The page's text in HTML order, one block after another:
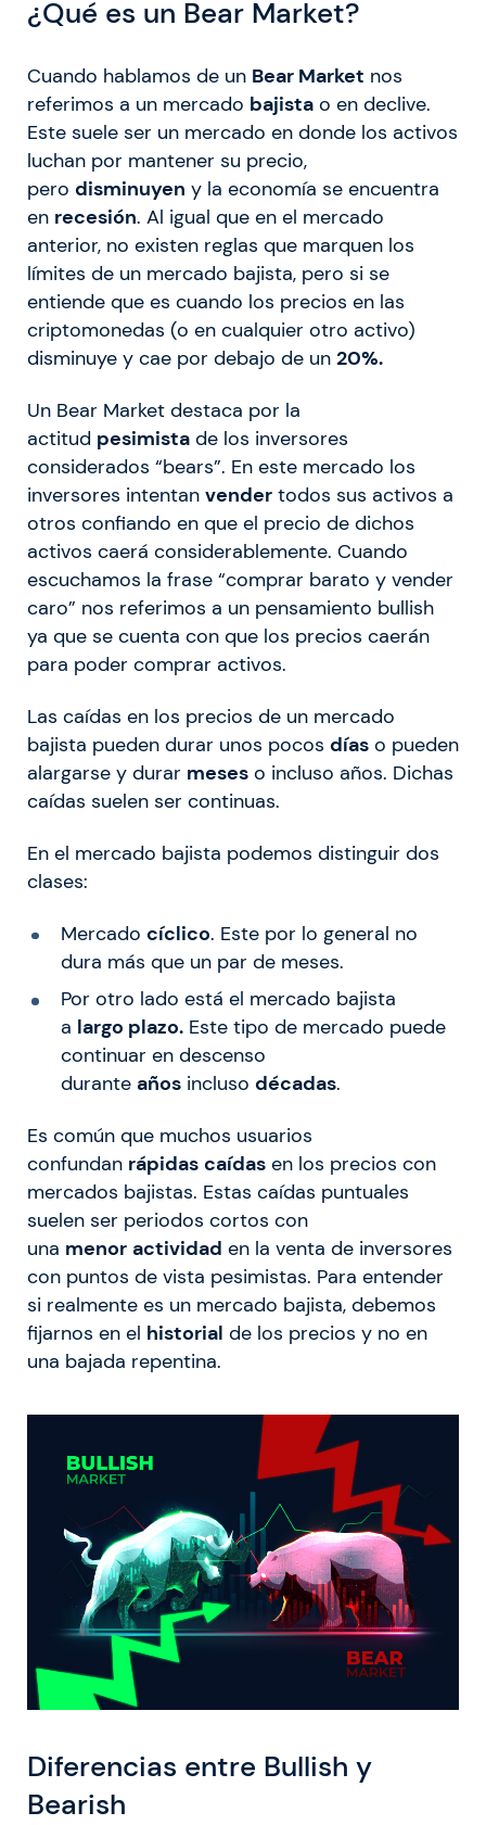
¿Qué es un Bear Market?
Cuando hablamos de un Bear Market nos
referimos a un mercado bajista o en declive.
Este suele ser un mercado en donde los activos
luchan por mantener su precio,
pero disminuyen y la economía se encuentra
en recesión. Al igual que en el mercado
anterior, no existen reglas que marquen los
límites de un mercado bajista, pero si se
entiende que es cuando los precios en las
criptomonedas (o en cualquier otro activo)
disminuye y cae por debajo de un 20%.
Un Bear Market destaca por la
actitud pesimista de los inversores
considerados “bears”. En este mercado los
inversores intentan vender todos sus activos a
otros confiando en que el precio de dichos
activos caerá considerablemente. Cuando
escuchamos la frase “comprar barato y vender
caro” nos referimos a un pensamiento bullish
ya que se cuenta con que los precios caerán
para poder comprar activos.
Las caídas en los precios de un mercado
bajista pueden durar unos pocos días o pueden
alargarse y durar meses o incluso años. Dichas
caídas suelen ser continuas.
En el mercado bajista podemos distinguir dos
clases:
Mercado cíclico. Este por lo general no
dura más que un par de meses.
Por otro lado está el mercado bajista
a largo plazo.Este tipo de mercado puede
continuar en descenso
durante añosincluso décadas.
Es común que muchos usuarios
confundan rápidas caídas en los precios con
mercados bajistas. Estas caídas puntuales
suelen ser periodos cortos con
una menor actividad en la venta de inversores
con puntos de vista pesimistas. Para entender
si realmente es un mercado bajista, debemos
fijarnos en el historial de los precios y no en
una bajada repentina.
Diferencias entre Bullish y
Bearish